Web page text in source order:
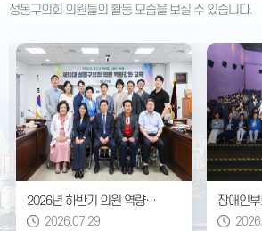
성동구의회 의원들의 활동 모습을 보실 수 있습니다.
2026년 하반기 의원 역량강화 교육
2026.07.29